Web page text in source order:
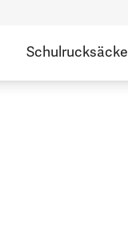
Schulrucksäcke